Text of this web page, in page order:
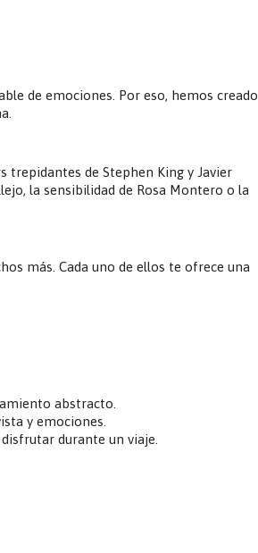
de emociones. Por eso, hemos creado
trepidantes de Stephen King y Javier
la sensibilidad de Rosa Montero o la
más. Cada uno de ellos te ofrece una
abstracto.
y emociones.
durante un viaje.